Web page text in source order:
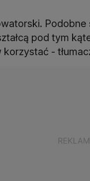
pod tym
-